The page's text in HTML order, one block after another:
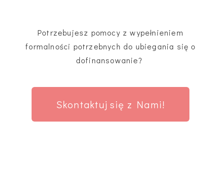
Potrzebujesz pomocy z wypełnieniem
formalności potrzebnych do ubiegania się o
dofinansowanie?
Skontaktuj się z Nami!